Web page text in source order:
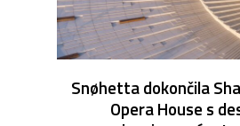
Snøhetta dokončila
Opera House s